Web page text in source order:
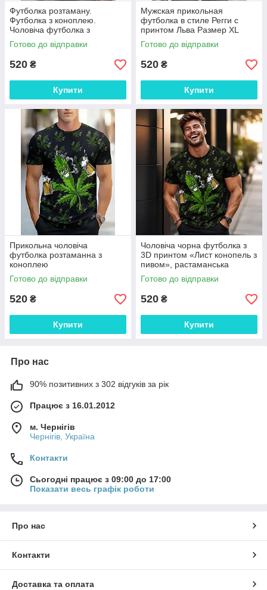
Футболка розтаману.
Футболка з коноплею.
Чоловіча футболка з
прикольним листом конопель
Готово до відправки
520 ₴
Купити
Мужская прикольная
футболка в стиле Регги с
принтом Льва Размер XL
Готово до відправки
520 ₴
Купити
Прикольна чоловіча
футболка розтаманна з
коноплею
Готово до відправки
520 ₴
Купити
Чоловіча чорна футболка з
3D принтом «Лист конопель з
пивом», растаманська
футболка з мультяшним
персонажем
Готово до відправки
520 ₴
Купити
Про нас
90% позитивних з 302 відгуків за рік
Працює з 16.01.2012
м. Чернігів
Чернігів, Україна
Контакти
Сьогодні працює з 09:00 до 17:00
Показати весь графік роботи
Про нас
Контакти
Доставка та оплата